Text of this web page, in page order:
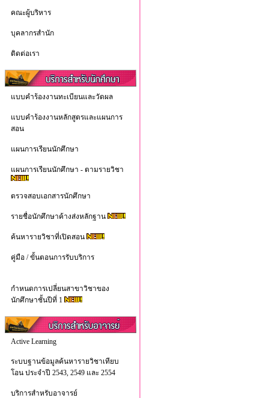
คณะผู้บริหาร
บุคลากรสำนัก
ติดต่อเรา
แบบคำร้องงานทะเบียนและวัดผล
แบบคำร้องงานหลักสูตรและแผนการ
สอน
แผนการเรียนนักศึกษา
แผนการเรียนนักศึกษา - ตามรายวิชา
ตรวจสอบเอกสารนักศึกษา
รายชื่อนักศึกษาค้างส่งหลักฐาน
ค้นหารายวิชาที่เปิดสอน
คู่มือ / ขั้นตอนการรับบริการ
กำหนดการเปลี่ยนสาขาวิชาของ
นักศึกษาชั้นปีที่ 1
Active Learning
ระบบฐานข้อมูลค้นหารายวิชาเทียบ
โอน ประจำปี 2543, 2549 และ 2554
บริการสำหรับอาจารย์